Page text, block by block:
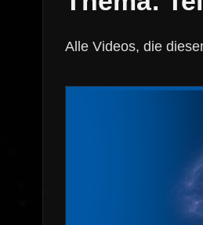
Alle Videos, die